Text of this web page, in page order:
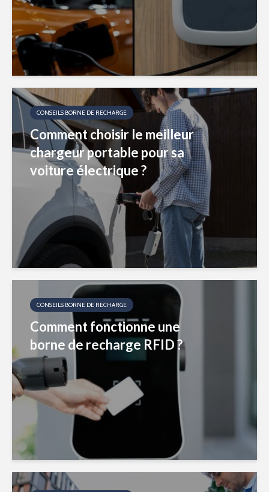
CONSEILS BORNE DE RECHARGE
Comment choisir le meilleur
chargeur portable pour sa
voiture électrique ?
CONSEILS BORNE DE RECHARGE
Comment fonctionne une
borne de recharge RFID ?